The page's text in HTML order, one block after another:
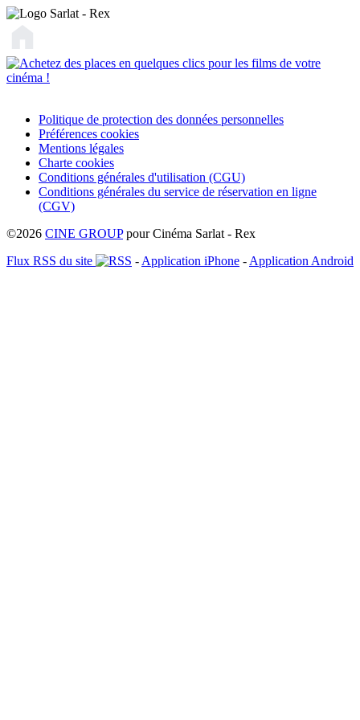
Politique de protection des données personnelles
Préférences cookies
Mentions légales
Charte cookies
Conditions générales d'utilisation (CGU)
Conditions générales du service de réservation en ligne
(CGV)
©2026 CINE GROUPpour Cinéma Sarlat - Rex
Flux RSS du site
- Application iPhone - Application Android